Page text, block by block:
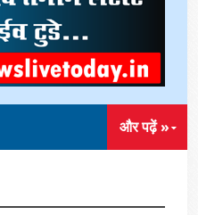
और पढ़ें »